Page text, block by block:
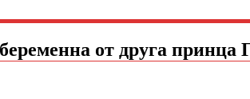
от друга принца